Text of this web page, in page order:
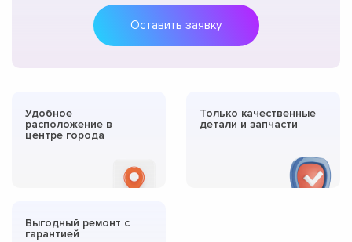
Оставить заявку
Удобное
расположение в
центре города
Только качественные
детали и запчасти
Выгодный ремонт с
гарантией